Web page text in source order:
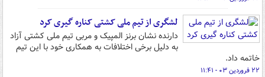
لشگری از تیم ملی کشتی کناره گیری کرد
دارنده نشان برنز المپیک و مربی تیم ملی کشتی آزاد
به دلیل برخی اختلافات به همکاری خود با این تیم
خاتمه داد.
۲۲ فروردین ۰۳ - ۱۱:۴۱